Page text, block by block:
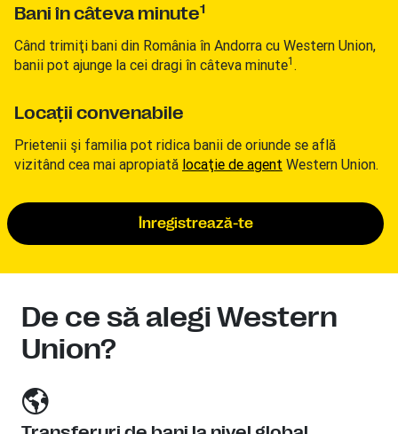
Bani în câteva minute1
Când trimiţi bani din România în Andorra cu Western Union,
banii pot ajunge la cei dragi în câteva minute1 .
Locaţii convenabile
Prietenii şi familia pot ridica banii de oriunde se află
vizitând cea mai apropiată locaţie de agent Western Union.
Înregistrează-te
De ce să alegi Western
Union?